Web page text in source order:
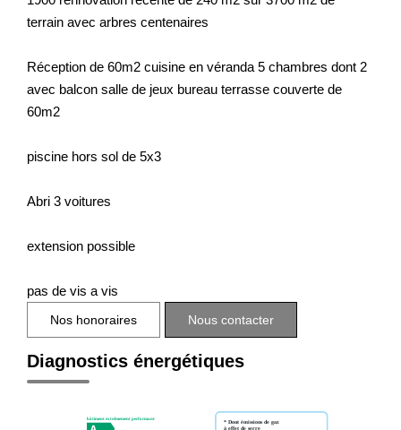
terrain avec arbres centenaires
Réception de 60m2 cuisine en véranda 5 chambres dont 2
avec balcon salle de jeux bureau terrasse couverte de
60m2
piscine hors sol de 5x3
Abri 3 voitures
extension possible
pas de vis a vis
Nos honoraires Nous contacter
Diagnostics énergétiques